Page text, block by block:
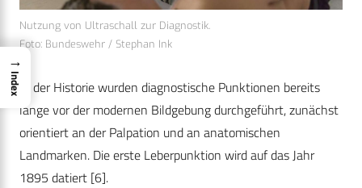
Nutzung von Ultraschall zur Diagnostik.
Foto: Bundeswehr / Stephan Ink
In der Historie wurden diagnostische Punktionen bereits
lange vor der modernen Bildgebung durchgeführt, zunächst
orientiert an der Palpation und an anatomischen
Landmarken. Die erste Leberpunktion wird auf das Jahr
1895 datiert [6].
→
Index